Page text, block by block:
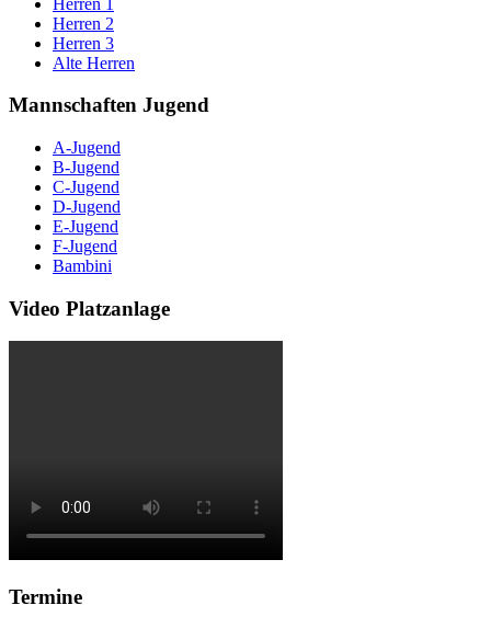
Herren 2
Herren 3
Alte Herren
Mannschaften Jugend
A-Jugend
B-Jugend
C-Jugend
D-Jugend
E-Jugend
F-Jugend
Bambini
Video Platzanlage
Termine